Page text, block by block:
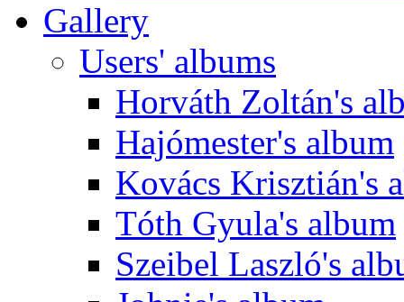
Gallery
Users' albums
Horváth Zoltán's
Hajómester's album
Kovács Krisztián's
Tóth Gyula's album
Szeibel Laszló's